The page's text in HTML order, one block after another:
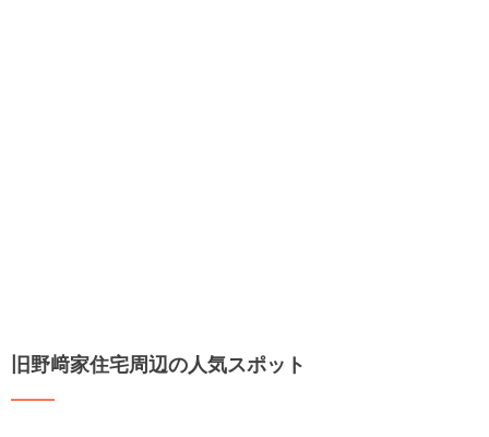
旧野﨑家住宅周辺の人気スポット